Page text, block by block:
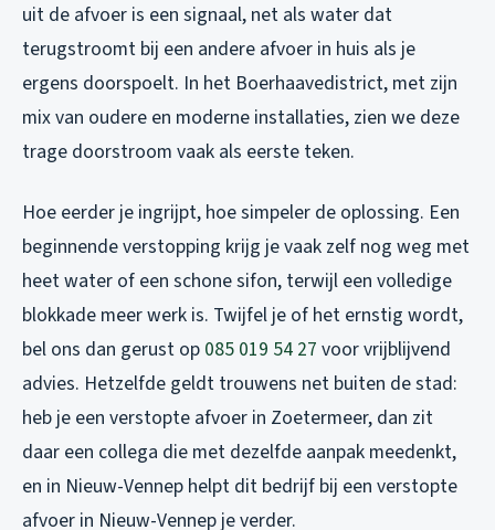
uit de afvoer is een signaal, net als water dat
terugstroomt bij een andere afvoer in huis als je
ergens doorspoelt. In het Boerhaavedistrict, met zijn
mix van oudere en moderne installaties, zien we deze
trage doorstroom vaak als eerste teken.
Hoe eerder je ingrijpt, hoe simpeler de oplossing. Een
beginnende verstopping krijg je vaak zelf nog weg met
heet water of een schone sifon, terwijl een volledige
blokkade meer werk is. Twijfel je of het ernstig wordt,
bel ons dan gerust op 085 019 54 27 voor vrijblijvend
advies. Hetzelfde geldt trouwens net buiten de stad:
heb je een verstopte afvoer in Zoetermeer, dan zit
daar een collega die met dezelfde aanpak meedenkt,
en in Nieuw-Vennep helpt dit bedrijf bij een verstopte
afvoer in Nieuw-Vennep je verder.